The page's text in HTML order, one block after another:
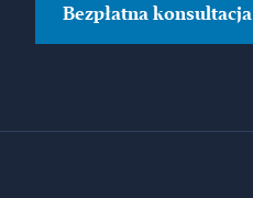
Bezpłatna konsultacja